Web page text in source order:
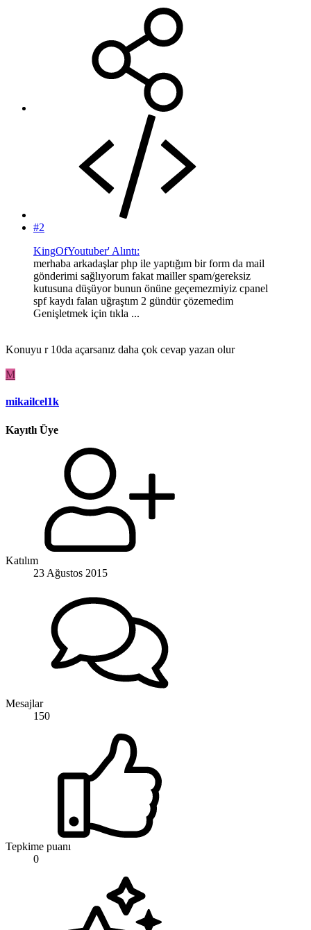
#2
KingOfYoutuber' Alıntı:
merhaba arkadaşlar php ile yaptığım bir form da mail
gönderimi sağlıyorum fakat mailler spam/gereksiz
kutusuna düşüyor bunun önüne geçemezmiyiz cpanel
spf kaydı falan uğraştım 2 gündür çözemedim
Genişletmek için tıkla ...
Konuyu r 10da açarsanız daha çok cevap yazan olur
M
mikailcel1k
Kayıtlı Üye
Katılım
23 Ağustos 2015
Mesajlar
150
Tepkime puanı
0